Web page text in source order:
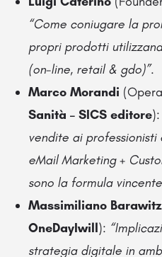
“Come coniugare la
propri prodotti
(on-line, retail & gdo)”.
Marco Morandi
Sanità – SICS editore):
vendite ai professionisti
eMail Marketing +
sono la formula
Massimiliano
OneDayIwill):
strategia digitale in